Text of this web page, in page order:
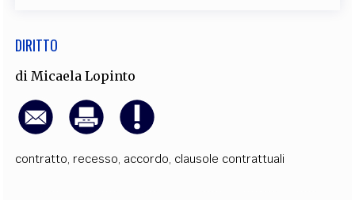
DIRITTO
di Micaela Lopinto
contratto, recesso, accordo, clausole contrattuali